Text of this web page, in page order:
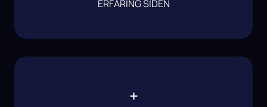
ERFARING SIDEN
+